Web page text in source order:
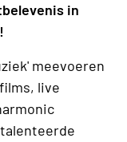
in
meevoeren
live